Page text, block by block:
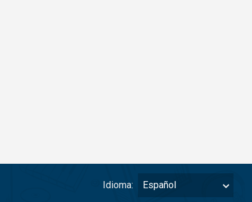
Idioma: Español